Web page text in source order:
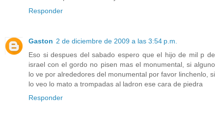
Responder
Gaston 2 de diciembre de 2009 a las 3:54 p.m.
Eso si despues del sabado espero que el hijo de mil p de
israel con el gordo no pisen mas el monumental, si alguno
lo ve por alrededores del monumental por favor linchenlo, si
lo veo lo mato a trompadas al ladron ese cara de piedra
Responder